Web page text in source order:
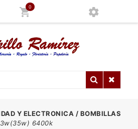
0
Y ELECTRONICA / BOMBILLAS
6400k